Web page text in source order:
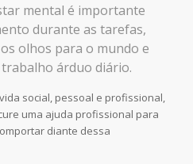
mental é importante
durante as tarefas,
olhos para o mundo e
árduo diário.
social, pessoal e profissional,
uma ajuda profissional para
diante dessa